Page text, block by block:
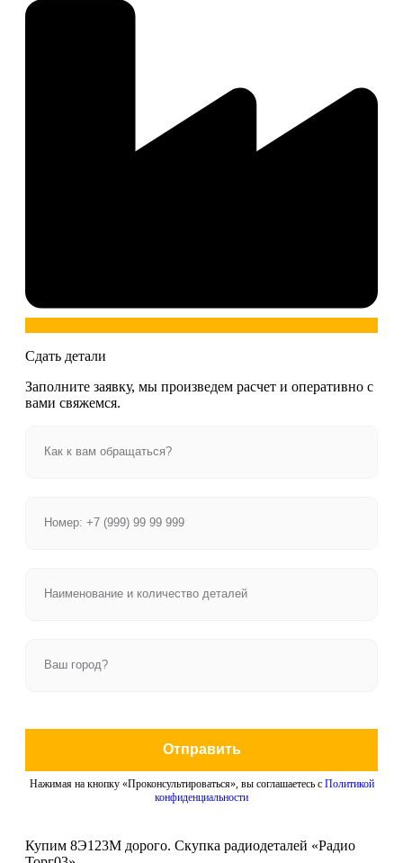
Сдать детали
Заполните заявку, мы произведем расчет и оперативно с
вами свяжемся.
Отправить
Нажимая на кнопку «Проконсультироваться», вы соглашаетесь с Политикой
конфиденциальности
Купим 8Э123М дорого. Скупка радиодеталей «Радио